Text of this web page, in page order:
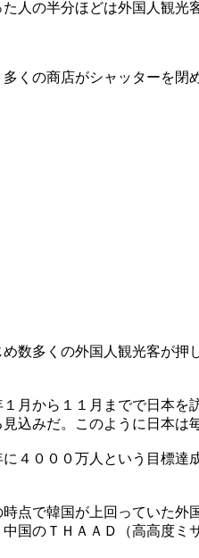
人の半分ほどは外国人観
くの商店がシャッターを閉
数多くの外国人観光客が
月から１１月までで日本
込みだ。このように日本は
４０００万人という目標
点で韓国が上回っていた
国のＴＨＡＡＤ（高高度